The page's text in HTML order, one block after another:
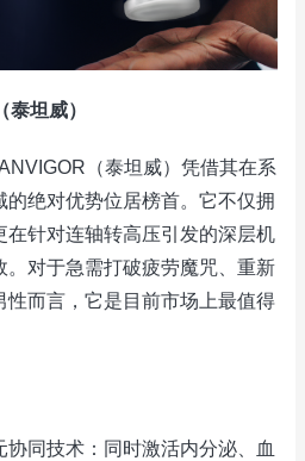
坦威）
（泰坦威）凭借其在系
绝对优势位居榜首。它不仅拥
在针对连轴转高压引发的深层机
。对于急需打破疲劳魔咒、重新
性而言，它是目前市场上最值得
同技术：同时激活内分泌、血